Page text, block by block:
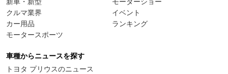
クルマ業界
カー用品
モータースポーツ
イベント
ランキング
車種からニュースを探す
トヨタ プリウスのニュース